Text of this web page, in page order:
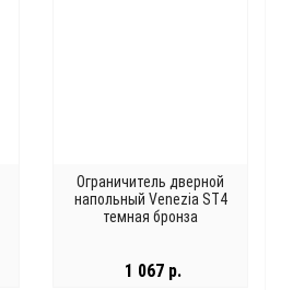
Ограничитель дверной
напольный Venezia ST4
темная бронза
1 067 р.